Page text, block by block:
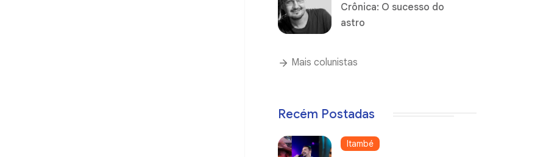
Crônica: O sucesso do
astro
Mais colunistas
Recém Postadas
Itambé